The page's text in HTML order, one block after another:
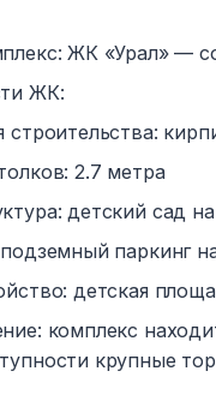
ЖК «Урал» —
ЖК:
строительства:
2.7 метра
детский сад
паркинг
детская
комплекс
крупные